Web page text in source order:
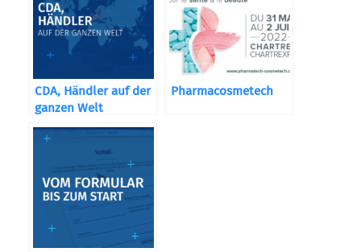
CDA, Händler auf der
ganzen Welt
Pharmacosmetech